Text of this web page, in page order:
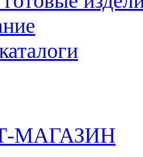
МАГАЗИН